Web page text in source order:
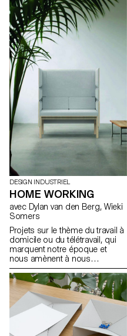
DESIGN INDUSTRIEL
HOME WORKING
avec Dylan van den Berg, Wieki
Somers
Projets sur le thème du travail à
domicile ou du télétravail, qui
marquent notre époque et
nous amènent à nous
interroger à la fois sur ce qu'est
le travail, et sur la manière et le
lieu où nous travaillons. La
récente expérience de travail à
distance nous a donné de
nombreuses idées nouvelles.
Cette expérience pourrait